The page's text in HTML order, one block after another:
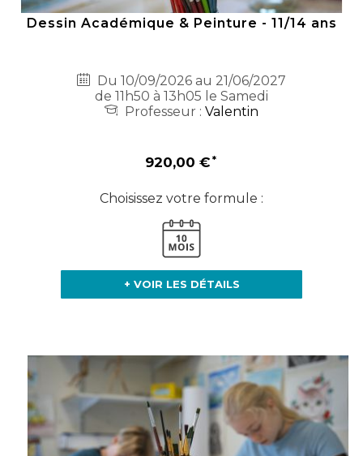
Dessin Académique & Peinture - 11/14 ans
Du 10/09/2026 au 21/06/2027
de 11h50 à 13h05 le Samedi
Professeur : Valentin
920,00 €
Choisissez votre formule :
+ VOIR LES DÉTAILS